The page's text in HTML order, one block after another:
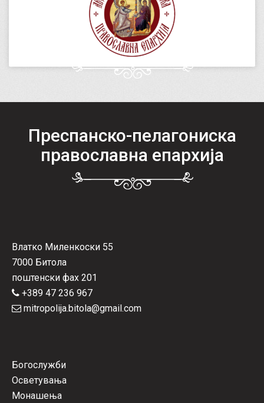
Преспанско-пелагониска
православна епархија
Влатко Миленкоски 55
7000 Битола
поштенски фах 201
+389 47 236 967
mitropolija.bitola@gmail.com
Богослужби
Осветувања
Монашења